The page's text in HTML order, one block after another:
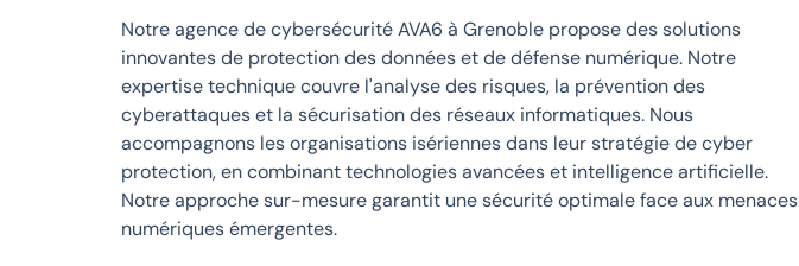
Notre agence de cybersécurité AVA6 à Grenoble propose des solutions
innovantes de protection des données et de défense numérique. Notre
expertise technique couvre l'analyse des risques, la prévention des
cyberattaques et la sécurisation des réseaux informatiques. Nous
accompagnons les organisations isériennes dans leur stratégie de cyber
protection, en combinant technologies avancées et intelligence artificielle.
Notre approche sur-mesure garantit une sécurité optimale face aux menaces
numériques émergentes.